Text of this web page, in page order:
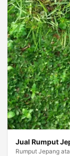
Jual Rumput
Rumput Jepang